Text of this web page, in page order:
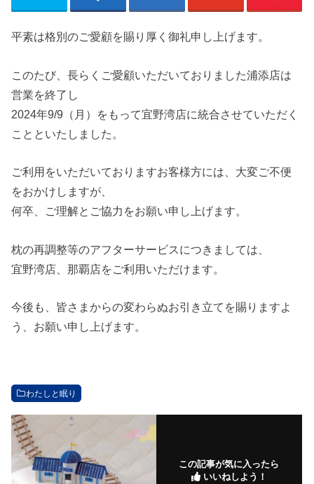
平素は格別のご愛顧を賜り厚く御礼申し上げます。
このたび、長らくご愛顧いただいておりました浦添店は
営業を終了し
2024年9/9（月）をもって宜野湾店に統合させていただく
ことといたしました。
ご利用をいただいておりますお客様方には、大変ご不便
をおかけしますが、
何卒、ご理解とご協力をお願い申し上げます。
枕の再調整等のアフターサービスにつきましては、
宜野湾店、那覇店をご利用いただけます。
今後も、皆さまからの変わらぬお引き立てを賜りますよ
う、お願い申し上げます。
わたしと眠り
この記事が気に入ったら
いいねしよう！